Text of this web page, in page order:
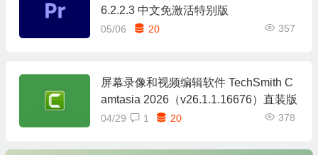
6.2.2.3 中文免激活特别版
05/06 357
20
屏幕录像和视频编辑软件 TechSmith C
amtasia 2026（v26.1.1.16676）直装版
04/29 378
1 20